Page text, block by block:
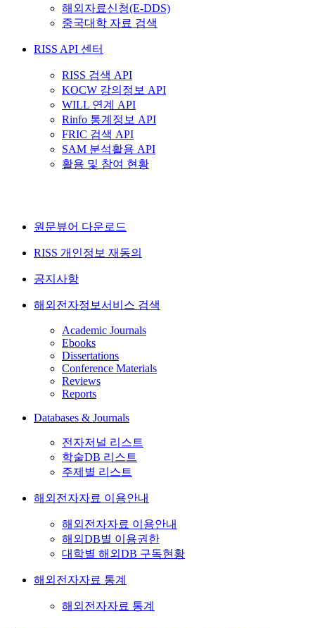
해외자료신청(E-DDS)
중국대학 자료 검색
RISS API 센터
RISS 검색 API
KOCW 강의정보 API
WILL 연계 API
Rinfo 통계정보 API
FRIC 검색 API
SAM 분석활용 API
활용 및 참여 현황
원문뷰어 다운로드
RISS 개인정보 재동의
공지사항
해외전자정보서비스 검색
Academic Journals
Ebooks
Dissertations
Conference Materials
Reviews
Reports
Databases & Journals
전자저널 리스트
학술DB 리스트
주제별 리스트
해외전자자료 이용안내
해외전자자료 이용안내
해외DB별 이용권한
대학별 해외DB 구독현황
해외전자자료 통계
해외전자자료 통계